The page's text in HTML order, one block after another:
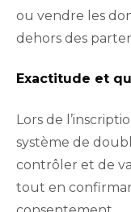
ou vendre les
dehors des
Exactitude et
Lors de
système de
contrôler et de
tout en